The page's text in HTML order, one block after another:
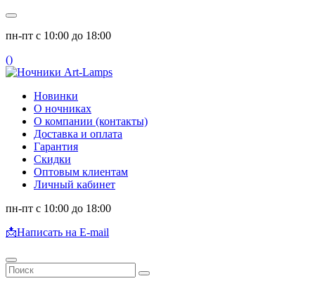
пн-пт с 10:00 до 18:00
()
Новинки
О ночниках
О компании (контакты)
Доставка и оплата
Гарантия
Скидки
Оптовым клиентам
Личный кабинет
пн-пт с 10:00 до 18:00
📩Написать на E-mail